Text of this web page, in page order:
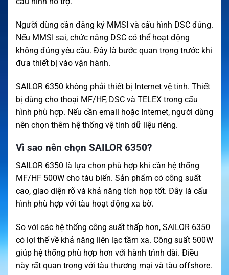
Người dùng cần đăng ký MMSI và cấu hình DSC đúng.
Nếu MMSI sai, chức năng DSC có thể hoạt động
không đúng yêu cầu. Đây là bước quan trọng trước khi
đưa thiết bị vào vận hành.
SAILOR 6350 không phải thiết bị Internet vệ tinh. Thiết
bị dùng cho thoại MF/HF, DSC và TELEX trong cấu
hình phù hợp. Nếu cần email hoặc Internet, người dùng
nên chọn thêm hệ thống vệ tinh dữ liệu riêng.
Vì sao nên chọn SAILOR 6350?
SAILOR 6350 là lựa chọn phù hợp khi cần hệ thống
MF/HF 500W cho tàu biển. Sản phẩm có công suất
cao, giao diện rõ và khả năng tích hợp tốt. Đây là cấu
hình phù hợp với tàu hoạt động xa bờ.
So với các hệ thống công suất thấp hơn, SAILOR 6350
có lợi thế về khả năng liên lạc tầm xa. Công suất 500W
giúp hệ thống phù hợp hơn với hành trình dài. Điều
này rất quan trọng với tàu thương mại và tàu offshore.